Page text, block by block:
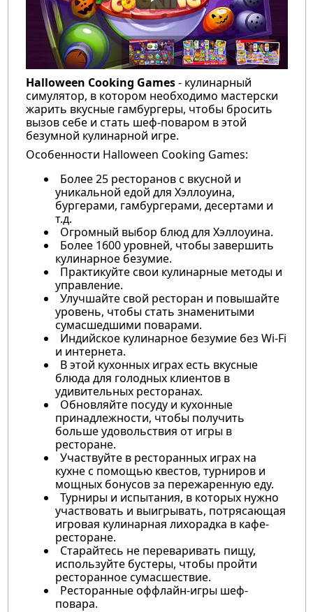
Halloween Cooking Games- кулинарный
симулятор, в котором необходимо мастерски
жарить вкусные гамбургеры, чтобы бросить
вызов себе и стать шеф-поваром в этой
безумной кулинарной игре.
Особенности Halloween Cooking Games:
Более 25 ресторанов с вкусной и
уникальной едой для Хэллоуина,
бургерами, гамбургерами, десертами и
т.д.
Огромный выбор блюд для Хэллоуина.
Более 1600 уровней, чтобы завершить
кулинарное безумие.
Практикуйте свои кулинарные методы и
управление.
Улучшайте свой ресторан и повышайте
уровень, чтобы стать знаменитыми
сумасшедшими поварами.
Индийское кулинарное безумие без Wi-Fi
и интернета.
В этой кухонных играх есть вкусные
блюда для голодных клиентов в
удивительных ресторанах.
Обновляйте посуду и кухонные
принадлежности, чтобы получить
больше удовольствия от игры в
ресторане.
Участвуйте в ресторанных играх на
кухне с помощью квестов, турниров и
мощных бонусов за пережаренную еду.
Турниры и испытания, в которых нужно
участвовать и выигрывать, потрясающая
игровая кулинарная лихорадка в кафе-
ресторане.
Старайтесь не переваривать пищу,
используйте бустеры, чтобы пройти
ресторанное сумасшествие.
Ресторанные оффлайн-игры шеф-
повара.